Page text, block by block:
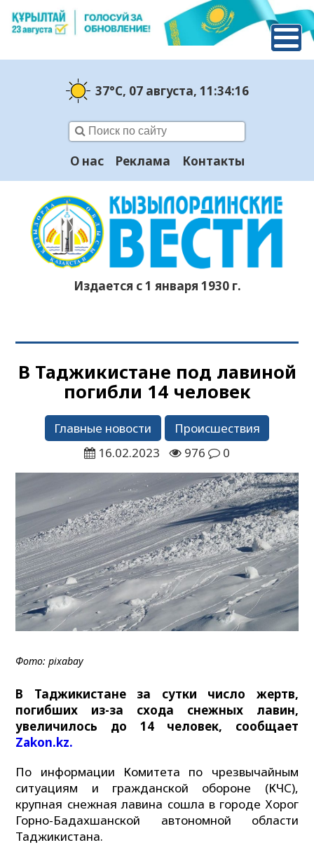
37°C, 07 августа, 11:34:17
О нас Реклама Контакты
Издается с 1 января 1930 г.
В Таджикистане под лавиной
погибли 14 человек
Главные новости
Происшествия
16.02.2023
976 0
Фото: pixabay
В Таджикистане за сутки число жертв,
погибших из-за схода снежных лавин,
увеличилось до 14 человек, сообщает
Zakon.kz.
По информации Комитета по чрезвычайным
ситуациям и гражданской обороне (КЧС),
крупная снежная лавина сошла в городе Хорог
Горно-Бадахшанской автономной области
Таджикистана.